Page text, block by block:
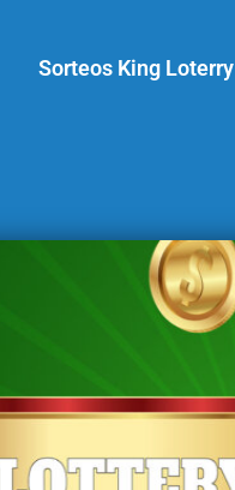
Sorteos King Loterry